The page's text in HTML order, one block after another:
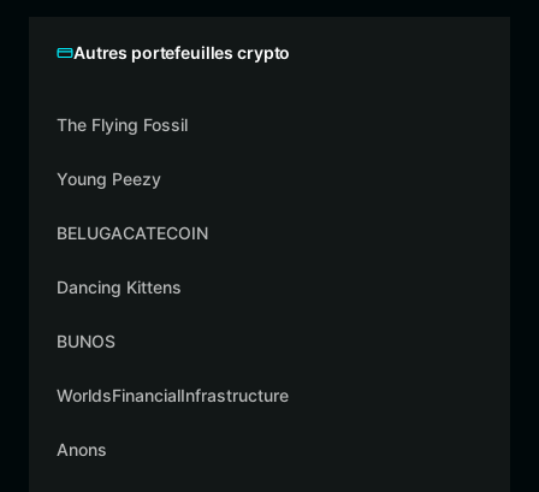
Autres portefeuilles crypto
The Flying Fossil
Young Peezy
BELUGACATECOIN
Dancing Kittens
BUNOS
WorldsFinancialInfrastructure
Anons